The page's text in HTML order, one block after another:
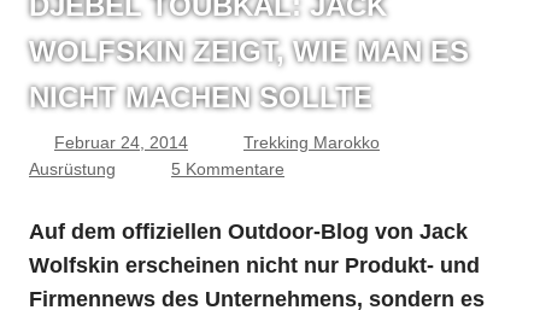
WOLFSKIN ZEIGT, WIE MAN ES
NICHT MACHEN SOLLTE
Februar 24, 2014
Trekking Marokko
Ausrüstung
5 Kommentare
Auf dem offiziellen Outdoor-Blog von Jack
Wolfskin erscheinen nicht nur Produkt- und
Firmennews des Unternehmens, sondern es